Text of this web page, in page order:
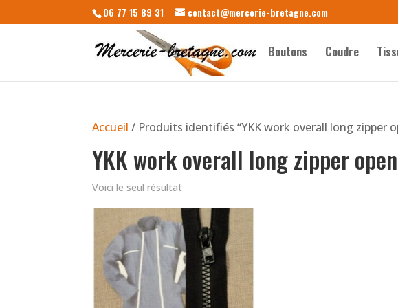
06 77 15 89 31 contact@mercerie-bretagne.com
Boutons Coudre
Accueil / Produits identifiés “YKK work overall long zipper
YKK work overall long zipper
Voici le seul résultat